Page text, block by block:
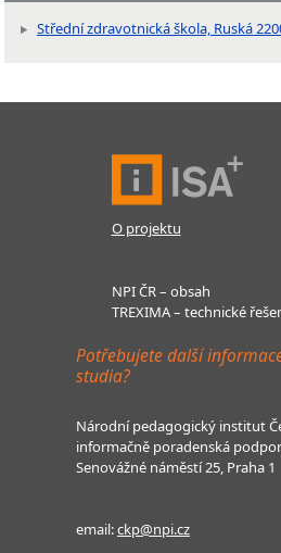
Střední zdravotnická škola, Ruská
O projektu
NPI ČR – obsah
TREXIMA – technické
Potřebujete další
studia?
Národní pedagogický institut
informačně poradenská
Senovážné náměstí 25, Praha 1
email:ckp@npi.cz